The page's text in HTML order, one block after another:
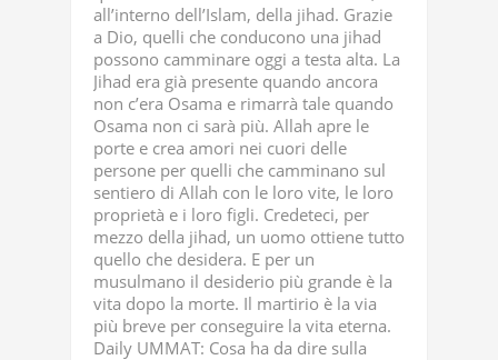
all’interno dell’Islam, della jihad. Grazie
a Dio, quelli che conducono una jihad
possono camminare oggi a testa alta. La
Jihad era già presente quando ancora
non c’era Osama e rimarrà tale quando
Osama non ci sarà più. Allah apre le
porte e crea amori nei cuori delle
persone per quelli che camminano sul
sentiero di Allah con le loro vite, le loro
proprietà e i loro figli. Credeteci, per
mezzo della jihad, un uomo ottiene tutto
quello che desidera. E per un
musulmano il desiderio più grande è la
vita dopo la morte. Il martirio è la via
più breve per conseguire la vita eterna.
Daily UMMAT: Cosa ha da dire sulla